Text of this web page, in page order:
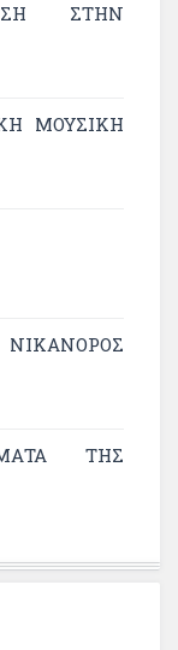
ΣΤΗΝ
ΜΟΥΣΙΚΉ
ΤΗΣ